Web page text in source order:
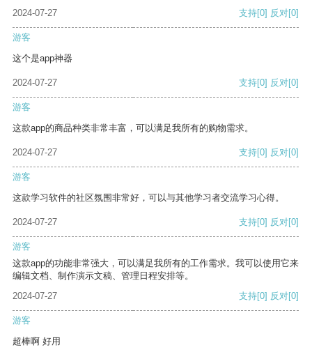
2024-07-27 支持[0] 反对[0]
游客
这个是app神器
2024-07-27 支持[0] 反对[0]
游客
这款app的商品种类非常丰富，可以满足我所有的购物需求。
2024-07-27 支持[0] 反对[0]
游客
这款学习软件的社区氛围非常好，可以与其他学习者交流学习心得。
2024-07-27 支持[0] 反对[0]
游客
这款app的功能非常强大，可以满足我所有的工作需求。我可以使用它来
编辑文档、制作演示文稿、管理日程安排等。
2024-07-27
支持[0] 反对[0]
游客
超棒啊 好用